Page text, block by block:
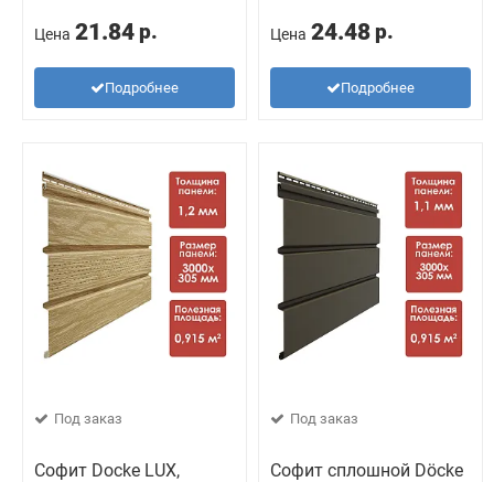
Цена 21.84 р.
Подробнее
Цена 24.48 р.
Подробнее
Под заказ
Софит Docke LUX,
Под заказ
Софит сплошной Döcke